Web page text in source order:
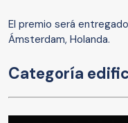
El premio será
Ámsterdam, Holanda.
Categoría